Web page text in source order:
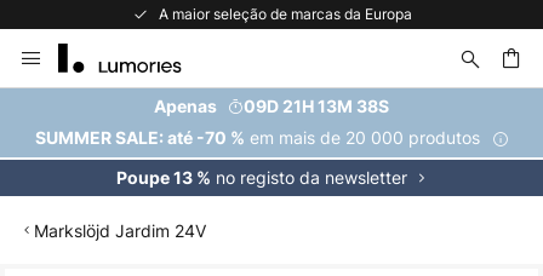
A maior seleção de marcas da Europa
para
Conteúdo
Apenas
09D 21H 13M 38S
SUMMER SALE: até -70 % em mais de 20 000 produtos
Poupe 13 % no registo da newsletter
Markslöjd Jardim 24V